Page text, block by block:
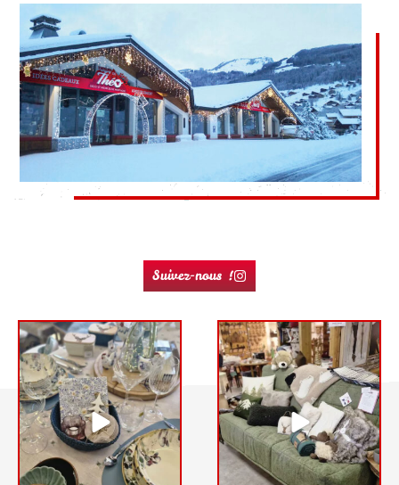
Suivez-nous !
L`art de recevoir commence par
une belle table.
✨️ L`Atelier de Théo • Châtel
#artdelatable #decotable
#Chatel #portesdusoleil
#chablais
L`été s`invite en boutique. ☀️🌿
Des nouveautés déco, une
ambiance chaleureuse et
l`esprit montagne qui fait toute
la différence. À découvrir à...